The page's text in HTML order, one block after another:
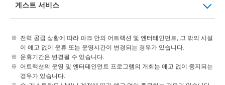
게스트 서비스
전력 공급 상황에 따라 파크 안의 어트랙션 및 엔터테인먼트, 그 밖의 시설
이 예고 없이 운휴 또는 운영시간이 변경되는 경우가 있습니다.
운휴기간은 변경될 수 있습니다.
어트랙션의 운영 및 엔터테인먼트 프로그램의 개최는 예고 없이 중지되는
경우가 있습니다.